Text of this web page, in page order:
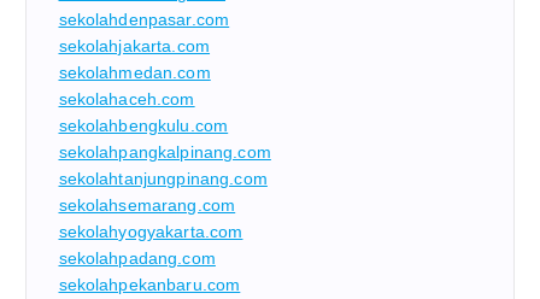
sekolahdenpasar.com
sekolahjakarta.com
sekolahmedan.com
sekolahaceh.com
sekolahbengkulu.com
sekolahpangkalpinang.com
sekolahtanjungpinang.com
sekolahsemarang.com
sekolahyogyakarta.com
sekolahpadang.com
sekolahpekanbaru.com